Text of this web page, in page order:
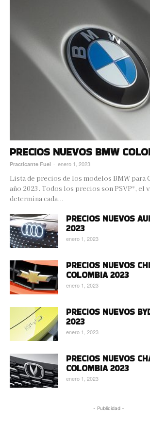
PRECIOS NUEVOS BMW
Practicante Fuel - enero 1, 2023
Lista de precios de los modelos BMW para
año 2023. Todos los precios son PSVP*, el
determina cada...
PRECIOS NUEVOS
2023
enero 1, 2023
PRECIOS NUEVOS
COLOMBIA 2023
enero 1, 2023
PRECIOS NUEVOS
2023
enero 1, 2023
PRECIOS NUEVOS
COLOMBIA 2023
enero 1, 2023
- Publicidad -